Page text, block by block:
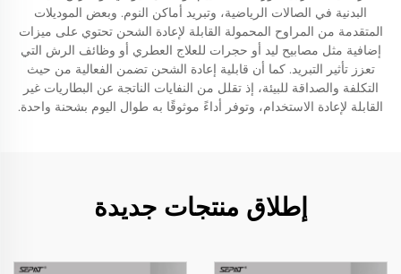
البدنية في الصالات الرياضية، وتبريد أماكن النوم. وبعض الموديلات
المتقدمة من المراوح المحمولة القابلة لإعادة الشحن تحتوي على ميزات
إضافية مثل مصابيح ليد أو حجرات للعلاج العطري أو وظائف الرش التي
تعزز تأثير التبريد. كما أن قابلية إعادة الشحن تضمن الفعالية من حيث
التكلفة والصداقة للبيئة، إذ تقلل من النفايات الناتجة عن البطاريات غير
القابلة لإعادة الاستخدام، وتوفر أداءً موثوقًا به طوال اليوم بشحنة واحدة.
إطلاق منتجات جديدة